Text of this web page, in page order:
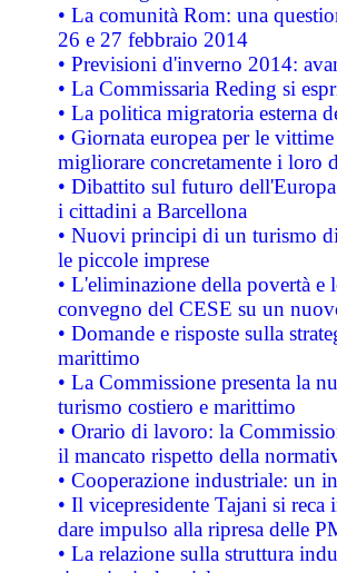
• La comunità Rom: una
26 e 27 febbraio 2014
• Previsioni d'inverno 2014:
• La Commissaria Reding si
• La politica migratoria esterna
• Giornata europea per le
migliorare concretamente i loro
• Dibattito sul futuro
i cittadini a Barcellona
• Nuovi principi di un turismo
le piccole imprese
• L'eliminazione della povertà
convegno del CESE su un
• Domande e risposte sulla
marittimo
• La Commissione presenta la
turismo costiero e marittimo
• Orario di lavoro: la
il mancato rispetto della
• Cooperazione industriale: un
• Il vicepresidente Tajani si
dare impulso alla ripresa delle
• La relazione sulla struttura